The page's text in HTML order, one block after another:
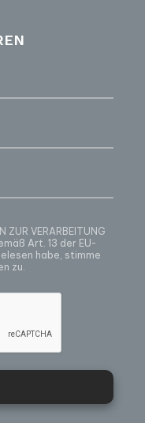
ZUR VERARBEITUNG
Art. 13 der EU-
habe, stimme
zu.